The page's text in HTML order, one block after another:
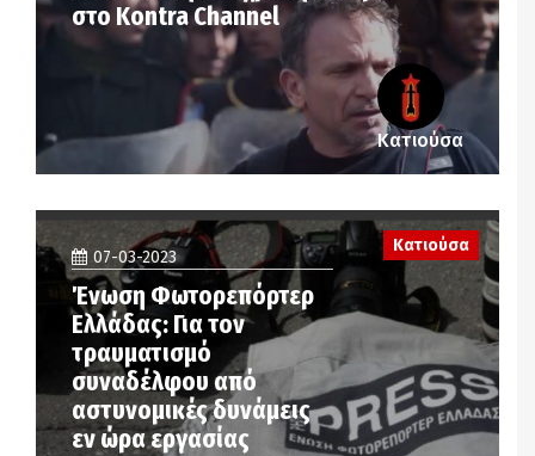
στο Kontra Channel
Κατιούσα
07-03-2023
Ένωση Φωτορεπόρτερ
Ελλάδας: Για τον
τραυματισμό
συναδέλφου από
αστυνομικές δυνάμεις
εν ώρα εργασίας
Κατιούσα